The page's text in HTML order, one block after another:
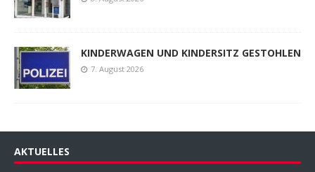
KINDERWAGEN UND KINDERSITZ GESTOHLEN
7. August 2026
AKTUELLES